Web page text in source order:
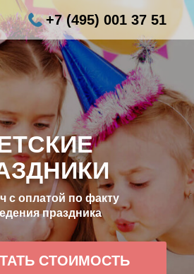
+7 (495) 001 37 51
с оплатой по факту
праздника
СТОИМОСТЬ